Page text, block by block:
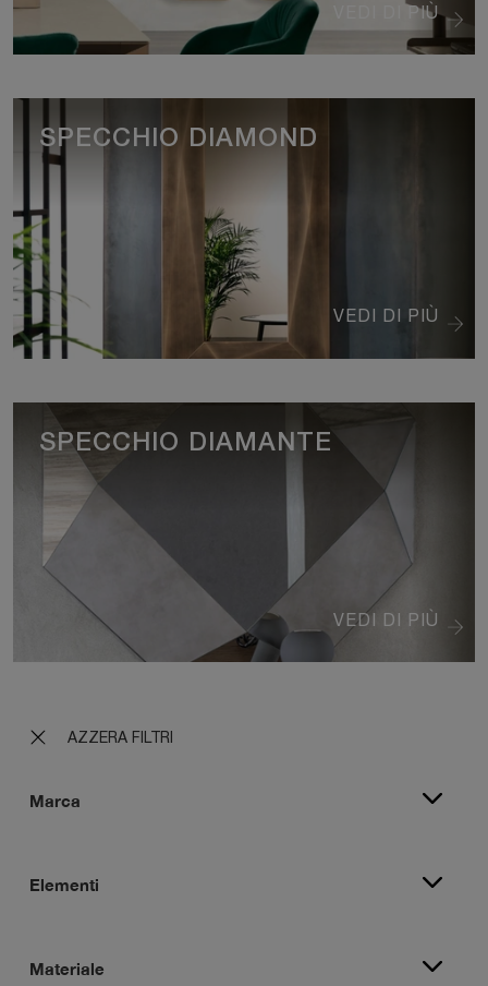
AZZERA FILTRI
Marca
Elementi
Materiale
VEDI DI PIÙ
VEDI DI PIÙ
SPECCHIO DIAMOND
VEDI DI PIÙ
SPECCHIO DIAMANTE